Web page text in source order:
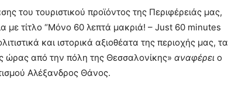
του τουριστικού προϊόντος της Περιφέρειάς μας,
με τίτλο “Μόνο 60 λεπτά μακριά! – Just 60 minutes
και ιστορικά αξιοθέατα της περιοχής μας, τα
ώρας από την πόλη της Θεσσαλονίκης» αναφέρει ο
Αλέξανδρος Θάνος.